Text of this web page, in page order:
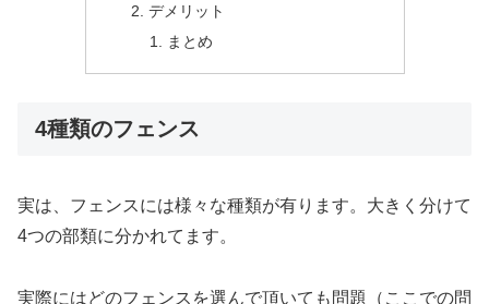
デメリット
まとめ
4種類のフェンス
実は、フェンスには様々な種類が有ります。大きく分けて
4つの部類に分かれてます。
実際にはどのフェンスを選んで頂いても問題（ここでの問